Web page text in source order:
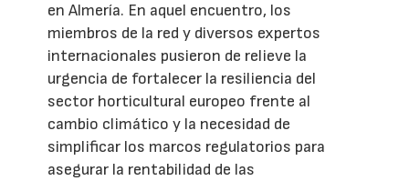
en Almería. En aquel encuentro, los
miembros de la red y diversos expertos
internacionales pusieron de relieve la
urgencia de fortalecer la resiliencia del
sector horticultural europeo frente al
cambio climático y la necesidad de
simplificar los marcos regulatorios para
asegurar la rentabilidad de las